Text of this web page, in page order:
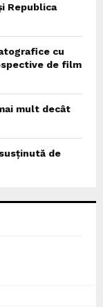
Republica
cu
de film
mult decât
de